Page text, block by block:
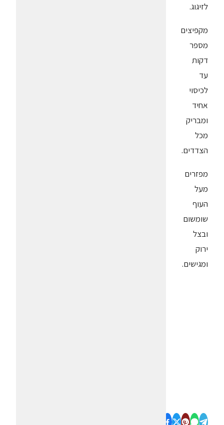
לזיגוג.
מקפיצים
מספר
דקות
עד
לכיסוי
אחיד
ומבריק
מכל
הצדדים.
מפזרים
מעל
העוף
שומשום
ובצל
ירוק
ומגישים.